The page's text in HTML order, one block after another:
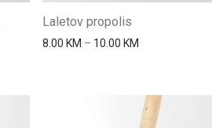
Laletov propolis
8.00 KM – 10.00 KM